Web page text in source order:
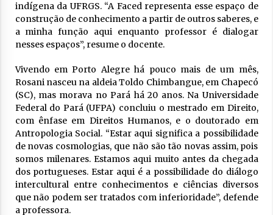
indígena da UFRGS. “A Faced representa esse espaço de
construção de conhecimento a partir de outros saberes, e
a minha função aqui enquanto professor é dialogar
nesses espaços”, resume o docente.
Vivendo em Porto Alegre há pouco mais de um mês,
Rosani nasceu na aldeia Toldo Chimbangue, em Chapecó
(SC), mas morava no Pará há 20 anos. Na Universidade
Federal do Pará (UFPA) concluiu o mestrado em Direito,
com ênfase em Direitos Humanos, e o doutorado em
Antropologia Social. “Estar aqui significa a possibilidade
de novas cosmologias, que não são tão novas assim, pois
somos milenares. Estamos aqui muito antes da chegada
dos portugueses. Estar aqui é a possibilidade do diálogo
intercultural entre conhecimentos e ciências diversos
que não podem ser tratados com inferioridade”, defende
a professora.